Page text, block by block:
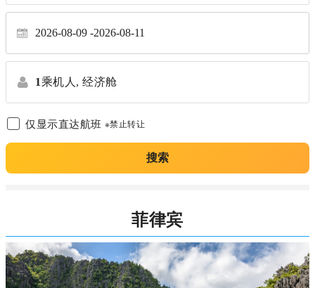
2026-08-09 2026-08-11
1乘机人, 经济舱
仅显示直达航班 ※禁止转让
搜索
菲律宾